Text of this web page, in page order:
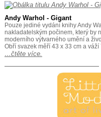
Andy Warhol - Gigant
Pouze jediné vydání knihy Andy
nakladatelským počinem, který by
moderního výtvarného umění a
Obří svazek měří 43 x 33 cm a váží
…čtěte více.